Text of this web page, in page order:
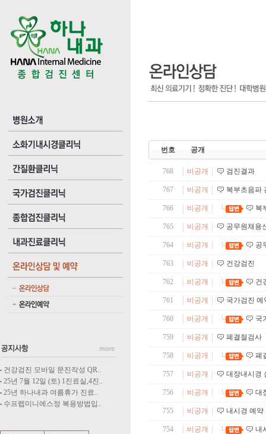
건강검진 모바일 문진작성 QR..
25년 7월 12일 (토) 1진료실,4진..
25년 하나내과 여름휴가 진료..
수프렙미니에스정 복용방법입..
번호 공개
768 비공개 검진결과
767 비공개 복부초음파
766 비공개 복
765 비공개 공무원채용
764 비공개 공
763 비공개 건강검진
762 비공개 건
761 비공개 국가검진 예
760 비공개 국
759 비공개 폐결절검사
758 비공개 폐
757 비공개 대장내시경
756 비공개 대
755 비공개 내시경 예약
754 비공개 내